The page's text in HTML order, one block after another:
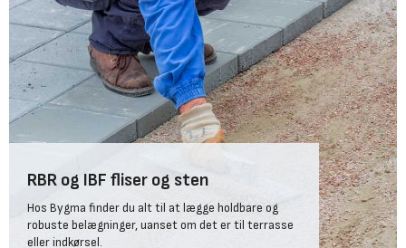
RBR og IBF fliser og sten
Hos Bygma finder du alt til at lægge holdbare og
robuste belægninger, uanset om det er til terrasse
eller indkørsel.